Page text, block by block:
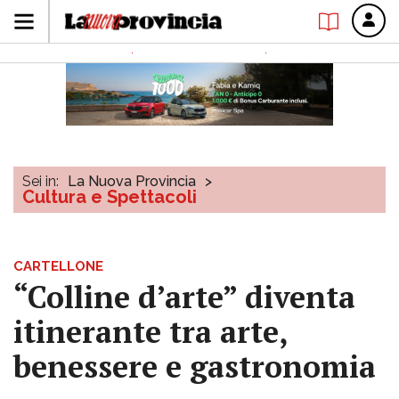
Sei in: La Nuova Provincia >
Cultura e Spettacoli
CARTELLONE
“Colline d’arte” diventa
itinerante tra arte,
benessere e gastronomia